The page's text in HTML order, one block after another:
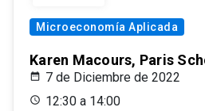
Microeconomía Aplicada
Karen Macours, Paris
7 de Diciembre de 2022
12:30 a 14:00